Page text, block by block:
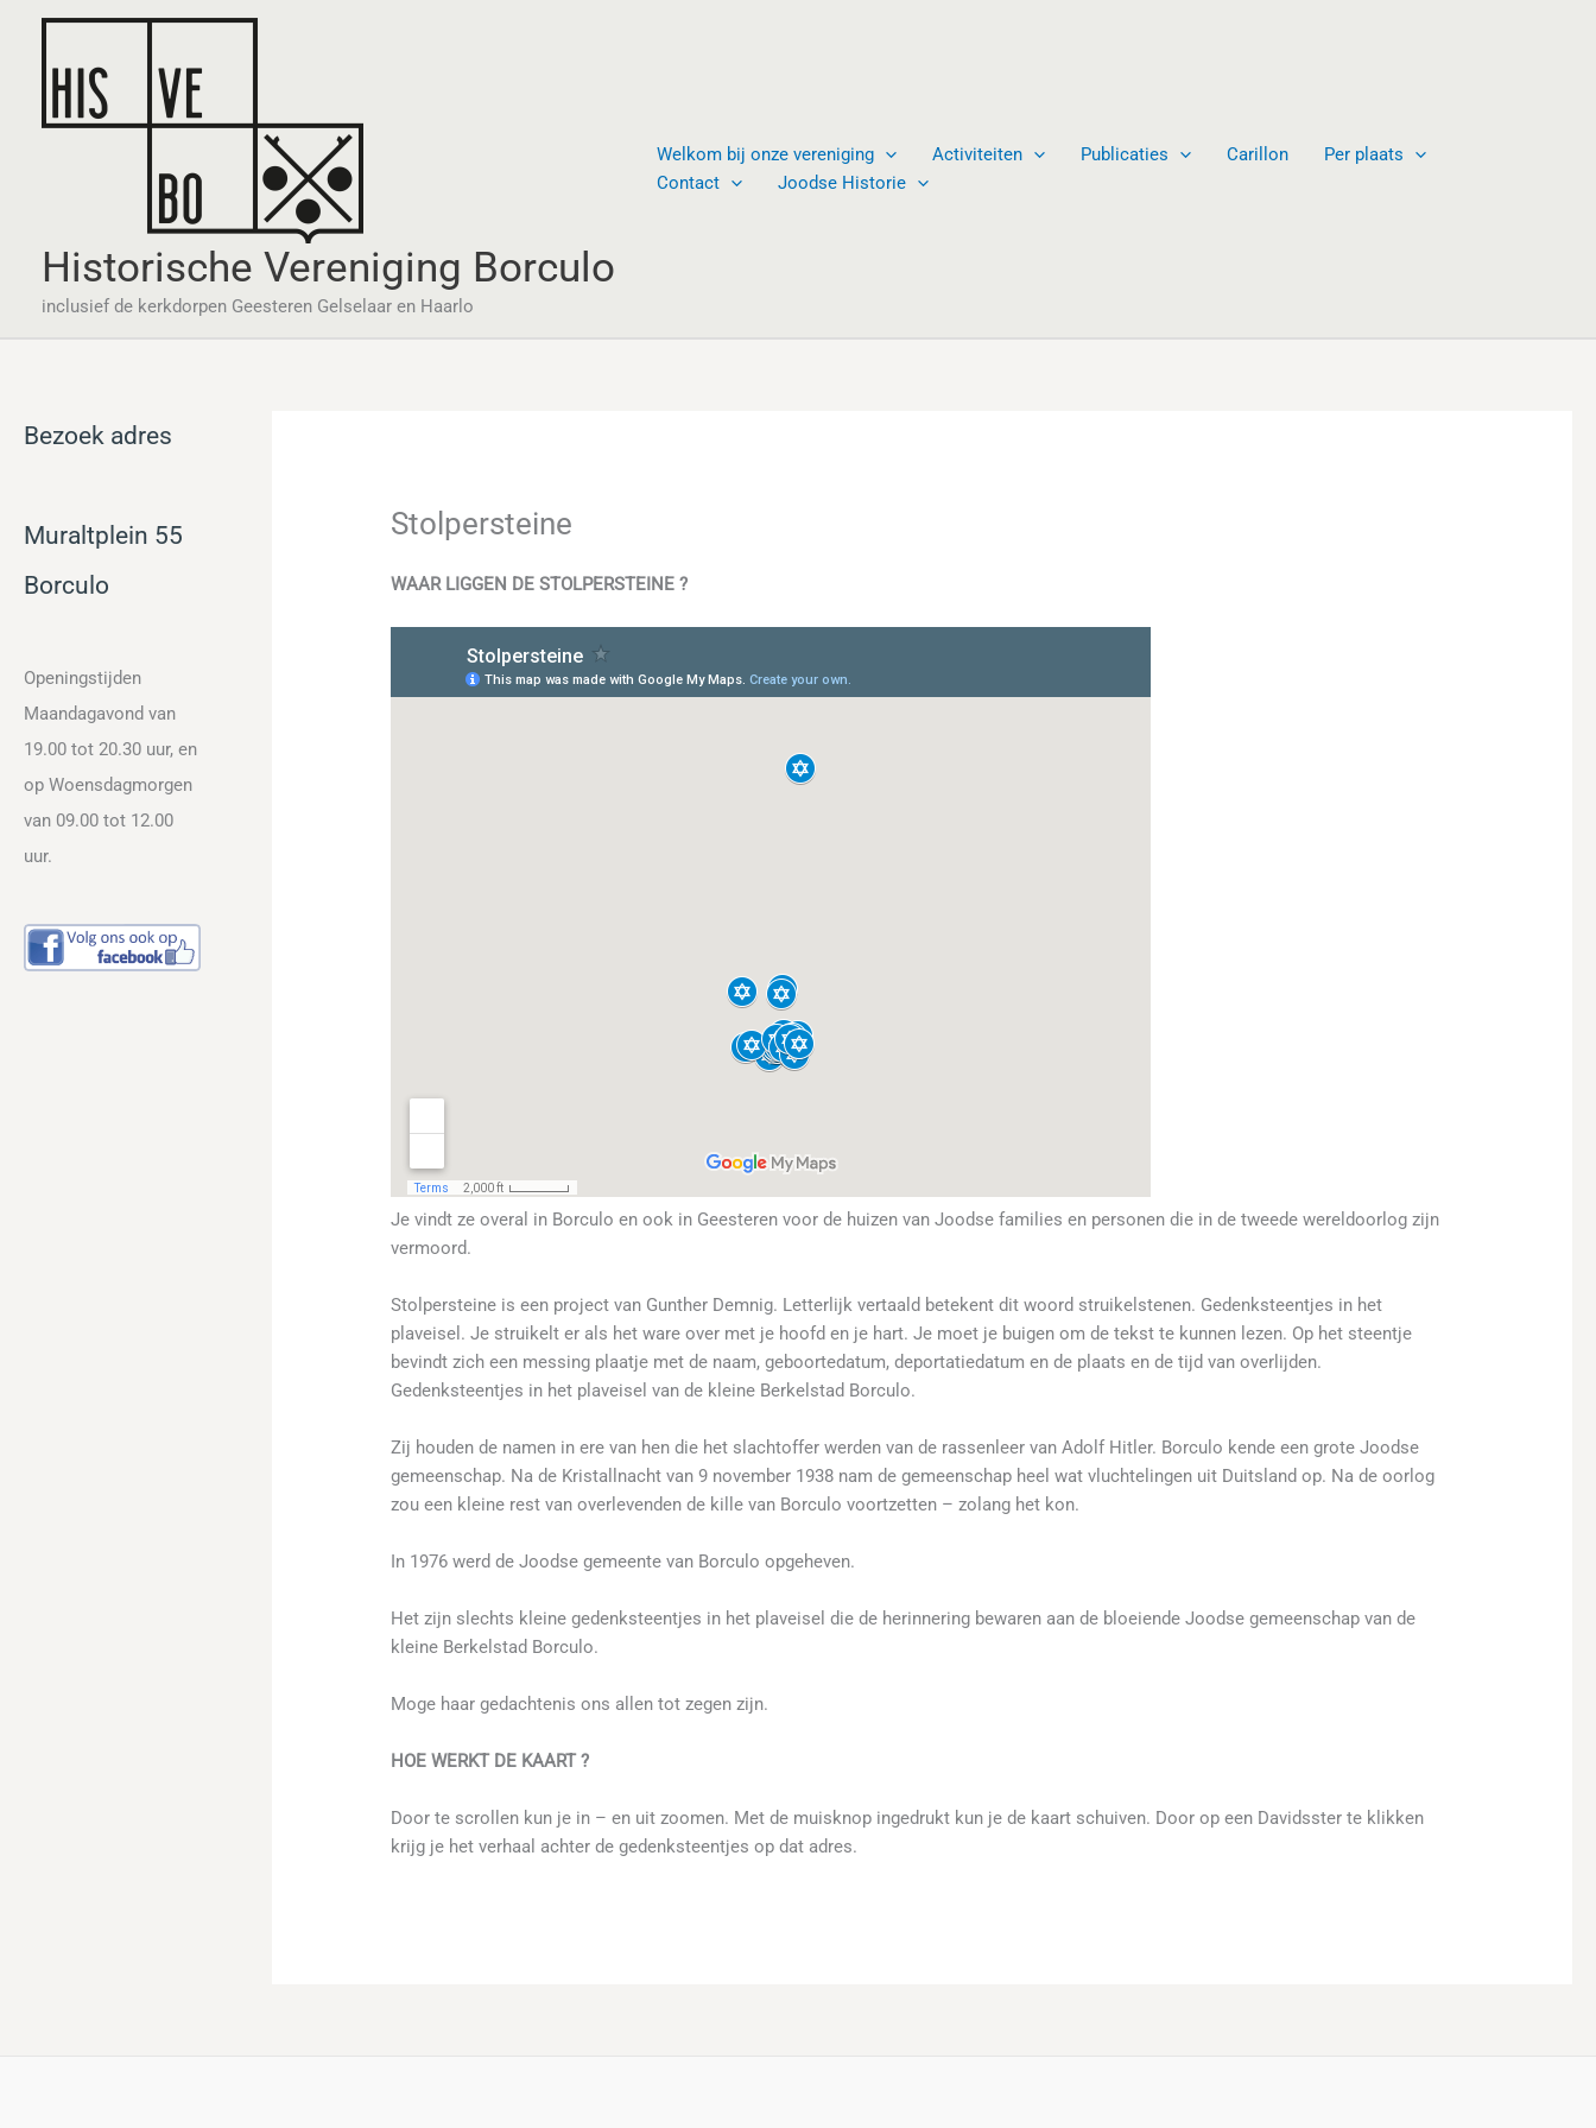
Historische Vereniging Borculo
inclusief de kerkdorpen Geesteren Gelselaar en Haarlo
Welkom bij onze vereniging Activiteiten Publicaties Carillon
Per plaats
Contact
Joodse Historie
Bezoek adres
Muraltplein 55
Borculo
Openingstijden
Maandagavond van
19.00 tot 20.30 uur, en
op Woensdagmorgen
van 09.00 tot 12.00
uur.
Stolpersteine
WAAR LIGGEN DE STOLPERSTEINE ?
Je vindt ze overal in Borculo en ook in Geesteren voor de huizen van Joodse families en personen die in de tweede wereldoorlog zijn
vermoord.
Stolpersteine is een project van Gunther Demnig. Letterlijk vertaald betekent dit woord struikelstenen. Gedenksteentjes in het
plaveisel. Je struikelt er als het ware over met je hoofd en je hart. Je moet je buigen om de tekst te kunnen lezen. Op het steentje
bevindt zich een messing plaatje met de naam, geboortedatum, deportatiedatum en de plaats en de tijd van overlijden.
Gedenksteentjes in het plaveisel van de kleine Berkelstad Borculo.
Zij houden de namen in ere van hen die het slachtoffer werden van de rassenleer van Adolf Hitler. Borculo kende een grote Joodse
gemeenschap. Na de Kristallnacht van 9 november 1938 nam de gemeenschap heel wat vluchtelingen uit Duitsland op. Na de oorlog
zou een kleine rest van overlevenden de kille van Borculo voortzetten – zolang het kon.
In 1976 werd de Joodse gemeente van Borculo opgeheven.
Het zijn slechts kleine gedenksteentjes in het plaveisel die de herinnering bewaren aan de bloeiende Joodse gemeenschap van de
kleine Berkelstad Borculo.
Moge haar gedachtenis ons allen tot zegen zijn.
HOE WERKT DE KAART ?
Door te scrollen kun je in – en uit zoomen. Met de muisknop ingedrukt kun je de kaart schuiven. Door op een Davidsster te klikken
krijg je het verhaal achter de gedenksteentjes op dat adres.